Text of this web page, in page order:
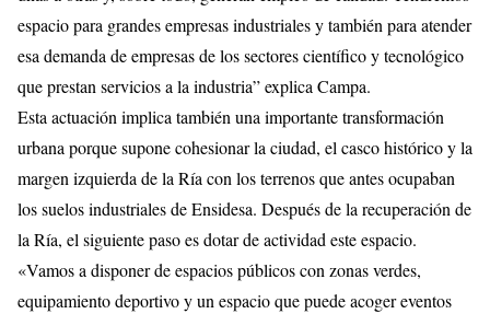
espacio para grandes empresas industriales y también para atender
esa demanda de empresas de los sectores científico y tecnológico
que prestan servicios a la industria” explica Campa.
Esta actuación implica también una importante transformación
urbana porque supone cohesionar la ciudad, el casco histórico y la
margen izquierda de la Ría con los terrenos que antes ocupaban
los suelos industriales de Ensidesa. Después de la recuperación de
la Ría, el siguiente paso es dotar de actividad este espacio.
«Vamos a disponer de espacios públicos con zonas verdes,
equipamiento deportivo y un espacio que puede acoger eventos